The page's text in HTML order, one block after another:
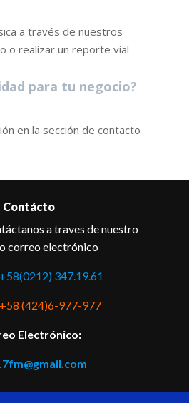
a través de nuestros
o realizar un reporte vial
para tu negocio?
en la sección de contacto
Contácto
a traves de nuestro
correo electrónico
+58(0212) 347.19.61
(424)6-977-977
Electrónico: